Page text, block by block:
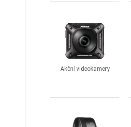
Akční videokamery